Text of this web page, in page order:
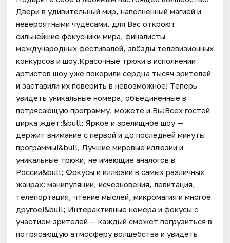
Двери в удивительный мир, наполненный магией и
невероятными чудесами, для Вас откроют
сильнейшие фокусники мира, финалисты
международных фестивалей, звёзды телевизионных
конкурсов и шоу.Красочные трюки в исполнении
артистов шоу уже покорили сердца тысяч зрителей
и заставили их поверить в невозможное! Теперь
увидеть уникальные номера, объединённые в
потрясающую программу, можете и Вы!Всех гостей
цирка ждёт:&bull; Яркое и зрелищное шоу —
держит внимание с первой и до последней минуты
программы!&bull; Лучшие мировые иллюзии и
уникальные трюки, не имеющие аналогов в
России&bull; Фокусы и иллюзии в самых различных
жанрах: манипуляции, исчезновения, левитация,
телепортация, чтение мыслей, микромагия и многое
другое!&bull; Интерактивные номера и фокусы с
участием зрителей — каждый сможет погрузиться в
потрясающую атмосферу волшебства и увидеть